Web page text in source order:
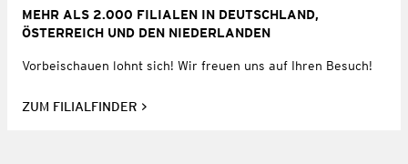
MEHR ALS 2.000 FILIALEN IN DEUTSCHLAND,
ÖSTERREICH UND DEN NIEDERLANDEN
Vorbeischauen lohnt sich! Wir freuen uns auf Ihren Besuch!
ZUM FILIALFINDER